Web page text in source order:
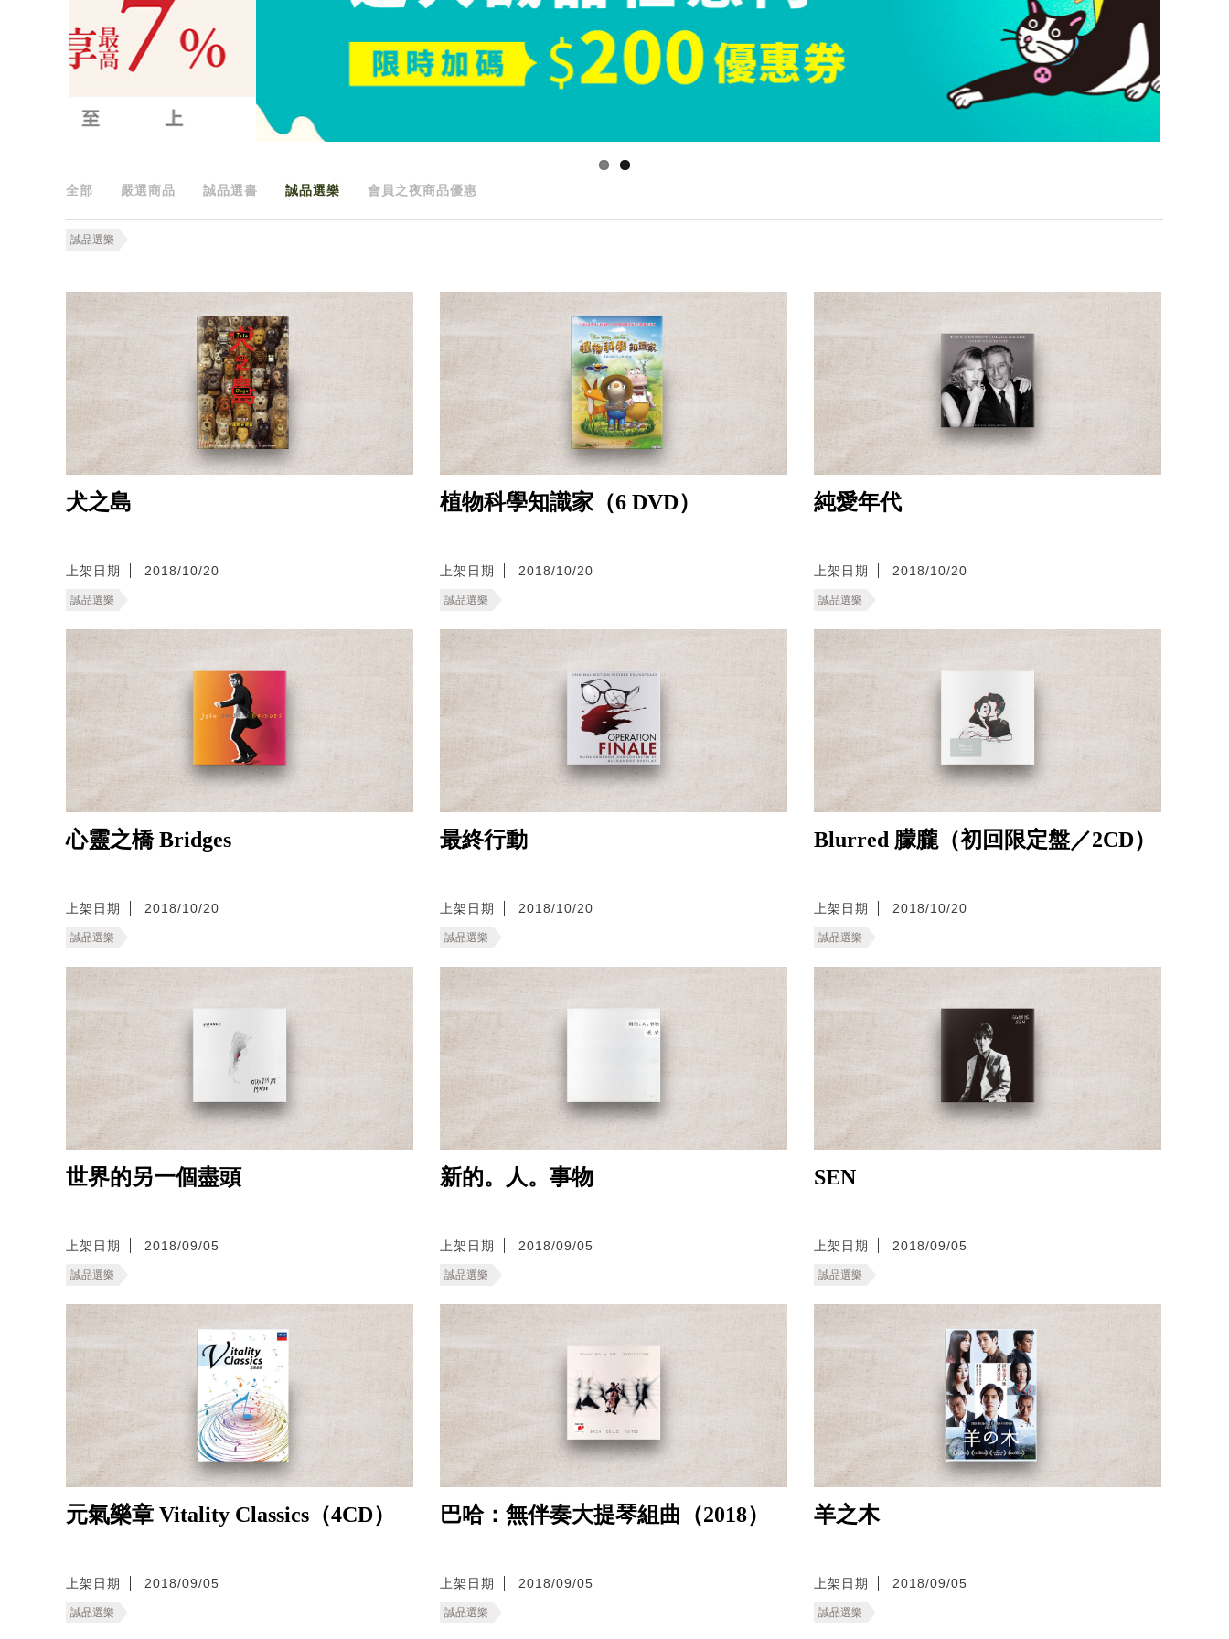
全部 嚴選商品 誠品選書 誠品選樂 會員之夜商品優惠
誠品選樂
犬之島
上架日期 2018/10/20
誠品選樂
植物科學知識家（6 DVD）
上架日期 2018/10/20
誠品選樂
純愛年代
上架日期 2018/10/20
誠品選樂
心靈之橋 Bridges
上架日期 2018/10/20
誠品選樂
最終行動
上架日期 2018/10/20
誠品選樂
Blurred 朦朧（初回限定盤／2CD）
上架日期 2018/10/20
誠品選樂
世界的另一個盡頭
上架日期 2018/09/05
誠品選樂
新的。人。事物
上架日期 2018/09/05
誠品選樂
SEN
上架日期 2018/09/05
誠品選樂
元氣樂章 Vitality Classics（4CD）
上架日期 2018/09/05
誠品選樂
巴哈：無伴奏大提琴組曲（2018）
上架日期 2018/09/05
誠品選樂
羊之木
上架日期 2018/09/05
誠品選樂